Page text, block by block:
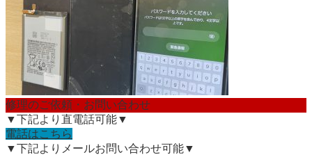
修理のご依頼・お問い合わせ
▼下記より直電話可能▼
電話はこちら
▼下記よりメールお問い合わせ可能▼